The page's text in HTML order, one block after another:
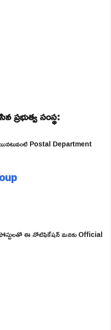
సంస్థ:
Postal Department
ఈ నోటిఫికేషన్ మనకు Official